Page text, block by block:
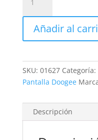
Pantalla
Doogee
Blade
10
Añadir al
SKU: 01627 Categoría:
Pantalla Doogee
Descripción